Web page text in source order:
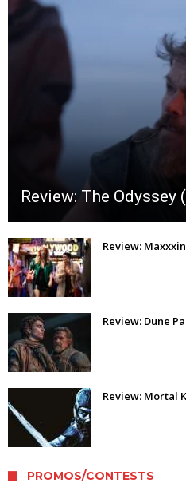
Review: The Odyssey
Review:
Review: Dune
Review: Mortal
PROMOS/CONTESTS